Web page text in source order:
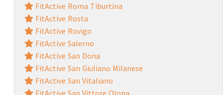
FitActive Roma Tiburtina
FitActive Rosta
FitActive Rovigo
FitActive Salerno
FitActive San Dona
FitActive San Giuliano Milanese
FitActive San Vitaliano
FitActive San Vittore Olona